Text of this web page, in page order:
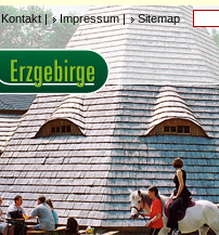
Kontakt| Impressum| Sitemap